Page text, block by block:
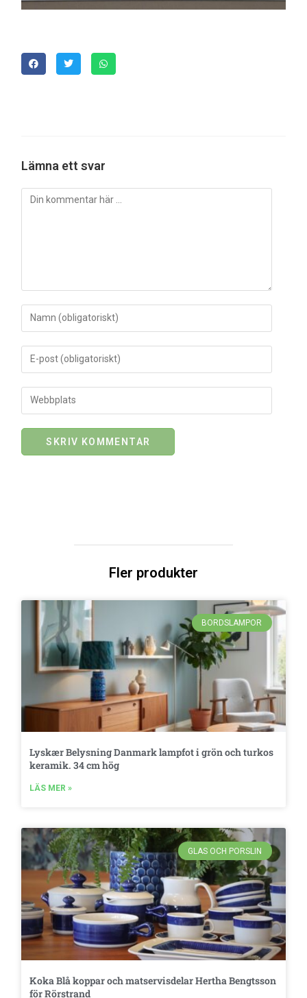
Lämna ett svar
Fler produkter
BORDSLAMPOR
Lyskær Belysning Danmark lampfot i grön och turkos
keramik. 34 cm hög
LÄS MER »
GLAS OCH PORSLIN
Koka Blå koppar och matservisdelar Hertha Bengtsson
för Rörstrand